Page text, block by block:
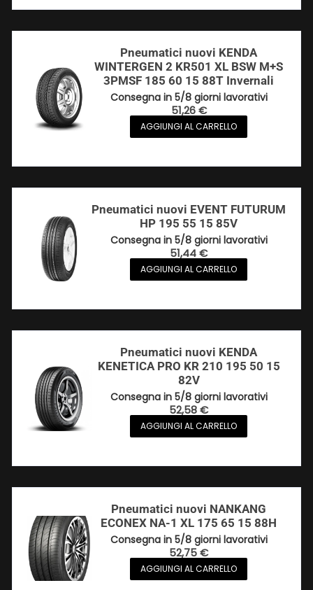
Pneumatici nuovi KENDA
WINTERGEN 2 KR501 XL BSW M+S
3PMSF 185 60 15 88T Invernali
Consegna in 5/8 giorni lavorativi
51,26€
AGGIUNGI AL CARRELLO
Pneumatici nuovi EVENT FUTURUM
HP 195 55 15 85V
Consegna in 5/8 giorni lavorativi
51,44€
AGGIUNGI AL CARRELLO
Pneumatici nuovi KENDA
KENETICA PRO KR 210 195 50 15
82V
Consegna in 5/8 giorni lavorativi
52,58€
AGGIUNGI AL CARRELLO
Pneumatici nuovi NANKANG
ECONEX NA-1 XL 175 65 15 88H
Consegna in 5/8 giorni lavorativi
52,75€
AGGIUNGI AL CARRELLO